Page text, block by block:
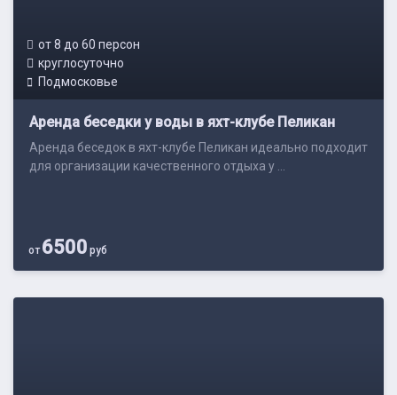
от 8 до 60 персон
круглосуточно
Подмосковье
Аренда беседки у воды в яхт-клубе Пеликан
Аренда беседок в яхт-клубе Пеликан идеально подходит
для организации качественного отдыха у ...
от6500 руб